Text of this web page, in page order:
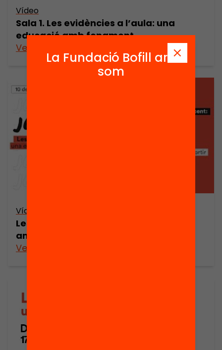
Vídeo
Sala 1. Les evidències a l’aula: una
educació amb fonament
Veure’n més
Vídeo
Les evidències a l’aula: una educació
amb fonament
Veure’n més
La Fundació Bofill ara
som